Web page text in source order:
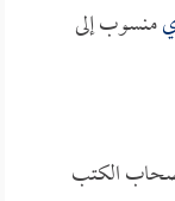
منسوب إلى
الكتب